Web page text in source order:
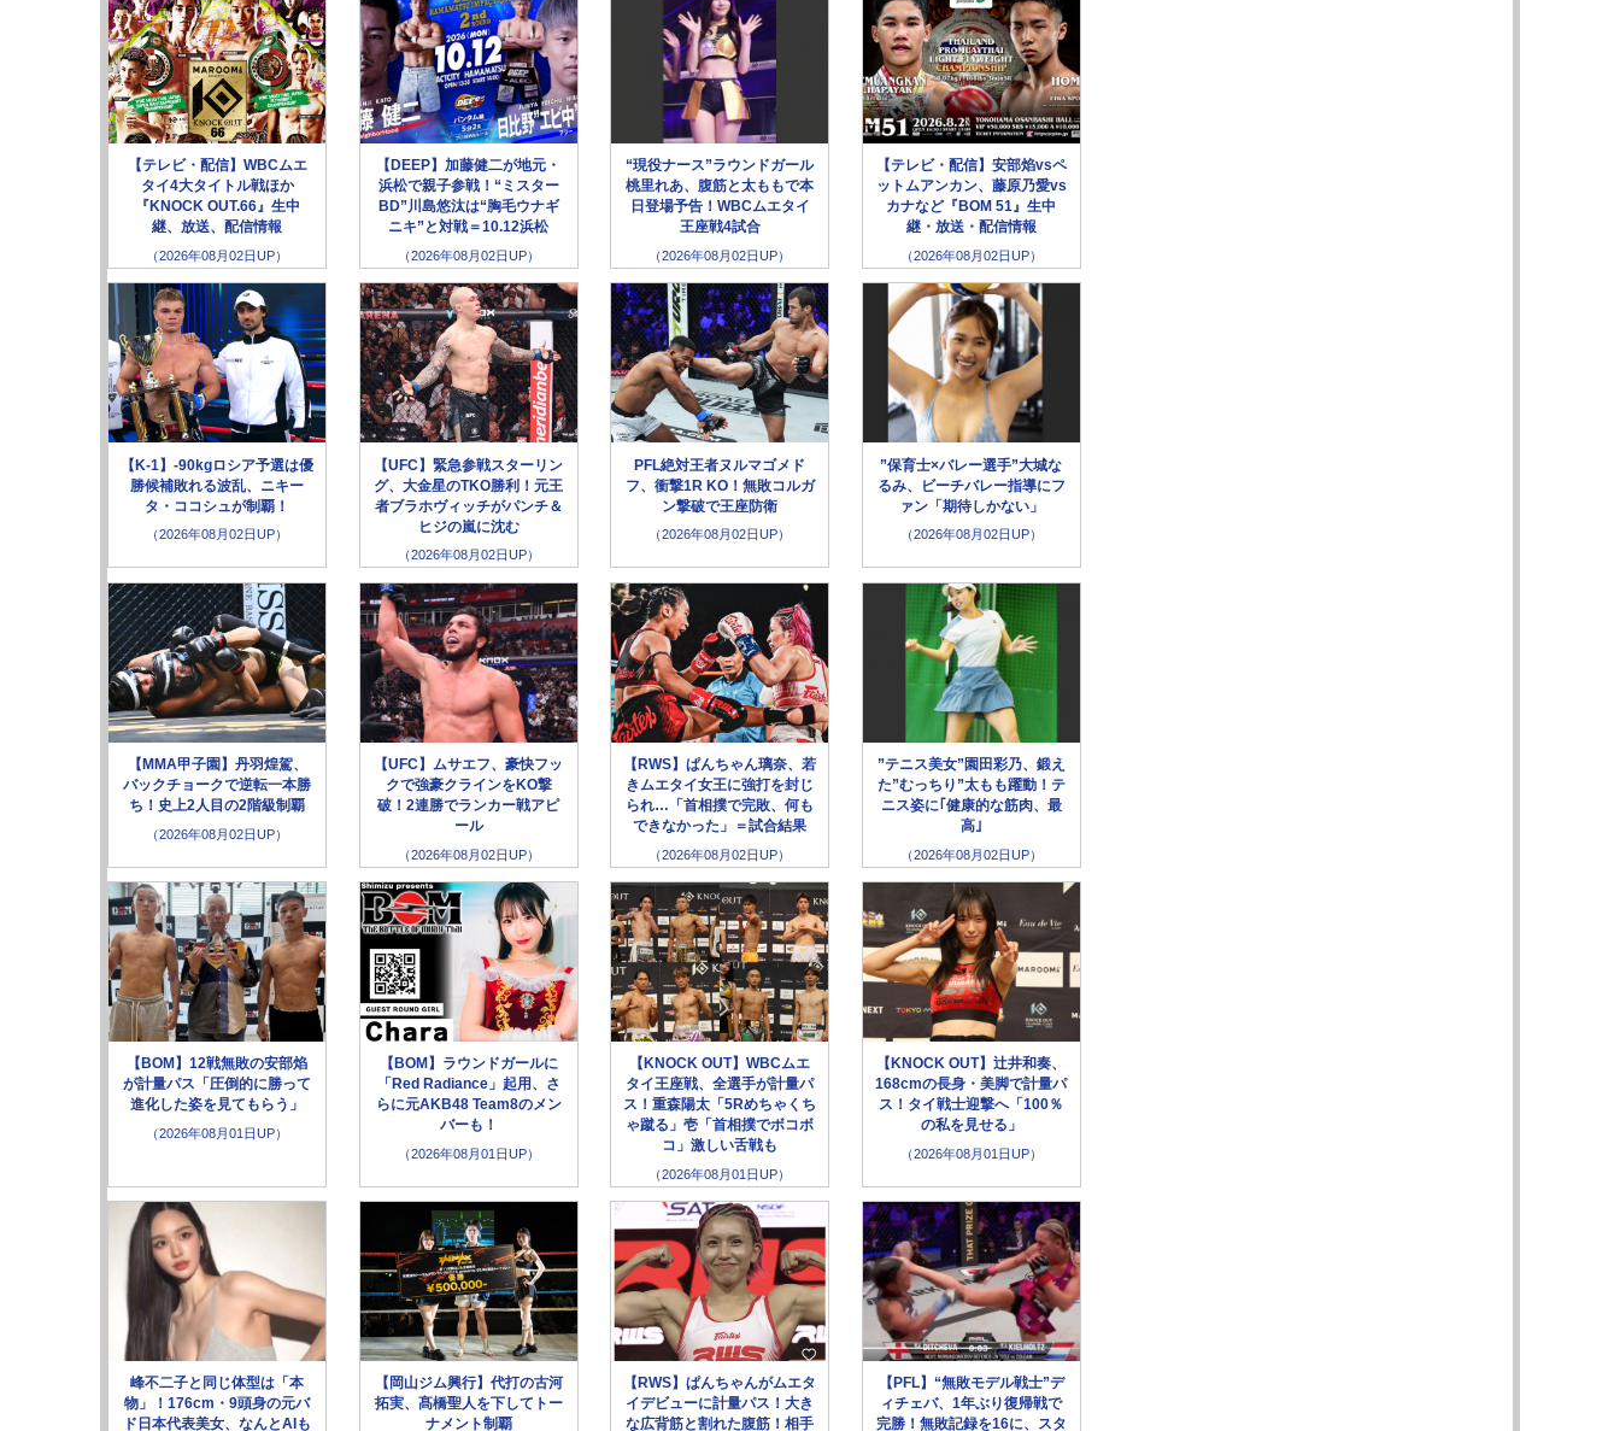
【テレビ・配信】WBCムエ
タイ4大タイトル戦ほか
『KNOCK OUT.66』生中
継、放送、配信情報
（2026年08月02日UP）
【DEEP】加藤健二が地元・
浜松で親子参戦！“ミスター
BD”川島悠汰は“胸毛ウナギ
ニキ”と対戦＝10.12浜松
（2026年08月02日UP）
“現役ナース”ラウンドガール
桃里れあ、腹筋と太ももで本
日登場予告！WBCムエタイ
王座戦4試合
（2026年08月02日UP）
【テレビ・配信】安部焰vsペ
ットムアンカン、藤原乃愛vs
カナなど『BOM 51』生中
継・放送・配信情報
（2026年08月02日UP）
【K-1】-90kgロシア予選は優
勝候補敗れる波乱、ニキー
タ・ココシュが制覇！
（2026年08月02日UP）
【UFC】緊急参戦スターリン
グ、大金星のTKO勝利！元王
者ブラホヴィッチがパンチ＆
ヒジの嵐に沈む
（2026年08月02日UP）
PFL絶対王者ヌルマゴメド
フ、衝撃1R KO！無敗コルガ
ン撃破で王座防衛
（2026年08月02日UP）
”保育士×バレー選手”大城な
るみ、ビーチバレー指導にフ
ァン「期待しかない」
（2026年08月02日UP）
【MMA甲子園】丹羽煌駕、
バックチョークで逆転一本勝
ち！史上2人目の2階級制覇
（2026年08月02日UP）
【UFC】ムサエフ、豪快フッ
クで強豪クラインをKO撃
破！2連勝でランカー戦アピ
ール
（2026年08月02日UP）
【RWS】ぱんちゃん璃奈、若
きムエタイ女王に強打を封じ
られ…「首相撲で完敗、何も
できなかった」＝試合結果
（2026年08月02日UP）
”テニス美女”園田彩乃、鍛え
た”むっちり”太もも躍動！テ
ニス姿に｢健康的な筋肉、最
高｣
（2026年08月02日UP）
【BOM】12戦無敗の安部焰
が計量パス「圧倒的に勝って
進化した姿を見てもらう」
（2026年08月01日UP）
【BOM】ラウンドガールに
「Red Radiance」起用、さ
らに元AKB48 Team8のメン
バーも！
（2026年08月01日UP）
【KNOCK OUT】WBCムエ
タイ王座戦、全選手が計量パ
ス！重森陽太「5Rめちゃくち
ゃ蹴る」壱「首相撲でボコボ
コ」激しい舌戦も
（2026年08月01日UP）
【KNOCK OUT】辻井和奏、
168cmの長身・美脚で計量パ
ス！タイ戦士迎撃へ「100％
の私を見せる」
（2026年08月01日UP）
峰不二子と同じ体型は「本
物」！176cm・9頭身の元バ
ド日本代表美女、なんとAIも
【岡山ジム興行】代打の古河
拓実、髙橋聖人を下してトー
ナメント制覇
【RWS】ぱんちゃんがムエタ
イデビューに計量パス！大き
な広背筋と割れた腹筋！相手
【PFL】“無敗モデル戦士”デ
ィチェバ、1年ぶり復帰戦で
完勝！無敗記録を16に、スタ